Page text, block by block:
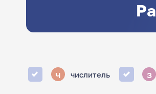
ч числитель з